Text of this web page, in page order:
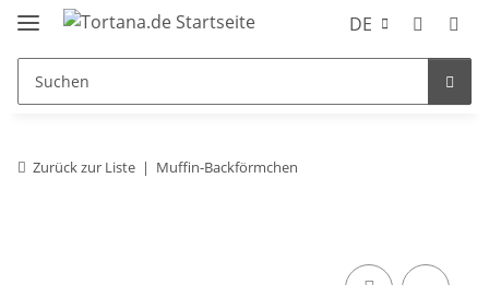
DE
Zurück zur Liste Muffin-Backförmchen